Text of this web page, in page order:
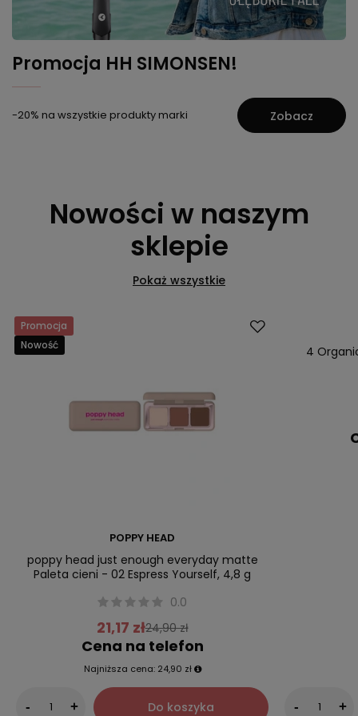
Promocja HH SIMONSEN!
-20% na wszystkie produkty marki Zobacz
Nowości w naszym
sklepie
Pokaż wszystkie
Promocja
Nowość
POPPY HEAD
poppy head just enough everyday matte
Paleta cieni - 02 Espress Yourself, 4,8 g
0.0
21,17 zł24,90 zł
Cena na telefon
Najniższa cena: 24,90 zł
- + Do koszyka
4
- +